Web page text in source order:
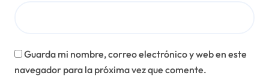
Guarda mi nombre, correo electrónico y web en este
navegador para la próxima vez que comente.